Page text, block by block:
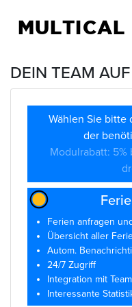
MULTICAL
DEIN TEAM
Wählen Sie bitte
der
Modulrabatt: 5%
Ferien anfragen
Übersicht aller
Autom.
24/7 Zugriff
Integration mit
Interessante